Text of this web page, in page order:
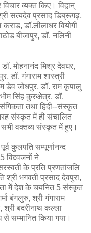
व्यक्त किए। विद्वान्
सत्यदेव प्रसाद डिब्रूगढ़,
डॉ.लीलाधर वियोगी
बीजापुर, डॉ. नलिनी
मोहनानंद मिश्र देवघर,
डॉ. गंगाराम शास्त्री
डेव जोधपुर, डॉ. राम कृपालु
सिंह कुरुक्षेत्र, डॉ.
तथा हिंदी--संस्कृत
संस्कृत में ही संचालित
वक्तव्य संस्कृत में हुए।
कुलपति सम्पूर्णानन्द
विद्द्वजनों ने
के प्रति प्रणतांजलि
श्री भगवती प्रसाद देवपुरा,
में देश के चयनित 5 संस्कृत
बंगलुरु, श्री गंगाराम
श्री बदरीनाथ कल्ला
से सम्मानित किया गया।